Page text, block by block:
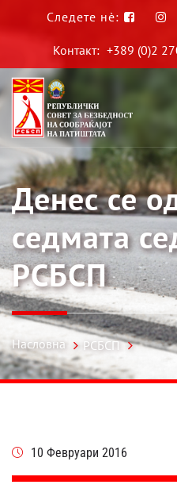
Следете нè:
Контакт: +389 (0)2
Денес се
седмата
РСБСП
Насловна РСБСП
10 Февруари 2016